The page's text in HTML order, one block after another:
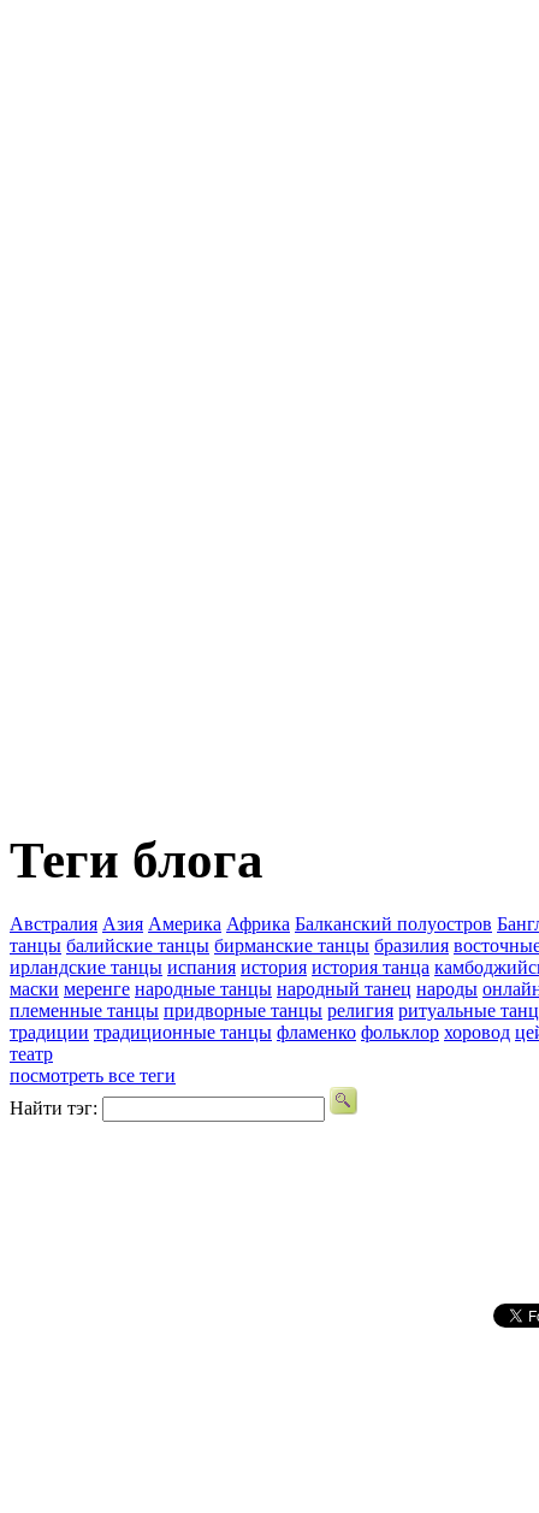
Теги блога
Австралия Азия Америка Африка Балканский полуостров
танцы балийские танцы бирманские танцы бразилия
ирландские танцы испания история история танца
маски меренге народные танцы народный танец народы
племенные танцы придворные танцы религия ритуальные
традиции традиционные танцы фламенко фольклор хоровод
театр
посмотреть все теги
Найти тэг: